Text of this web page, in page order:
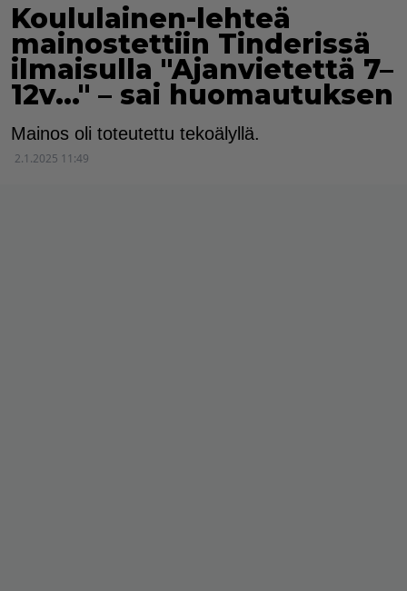
Koululainen-lehteä
mainostettiin Tinderissä
ilmaisulla "Ajanvietettä 7–
12v…" – sai huomautuksen
Mainos oli toteutettu tekoälyllä.
2.1.2025 11:49